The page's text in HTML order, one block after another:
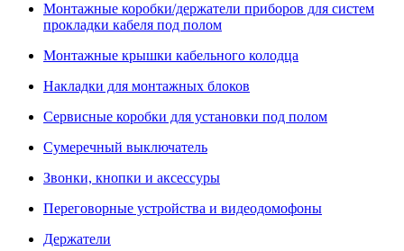
Монтажные коробки/держатели приборов для систем
прокладки кабеля под полом
Монтажные крышки кабельного колодца
Накладки для монтажных блоков
Сервисные коробки для установки под полом
Сумеречный выключатель
Звонки, кнопки и аксессуры
Переговорные устройства и видеодомофоны
Держатели